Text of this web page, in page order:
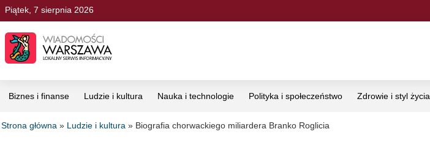
Piątek, 7 sierpnia 2026
Biznes i finanse Ludzie i kultura Nauka i technologie Polityka i społeczeństwo Zdrowie i styl życia
Strona główna » Ludzie i kultura » Biografia chorwackiego miliardera Branko Roglicia